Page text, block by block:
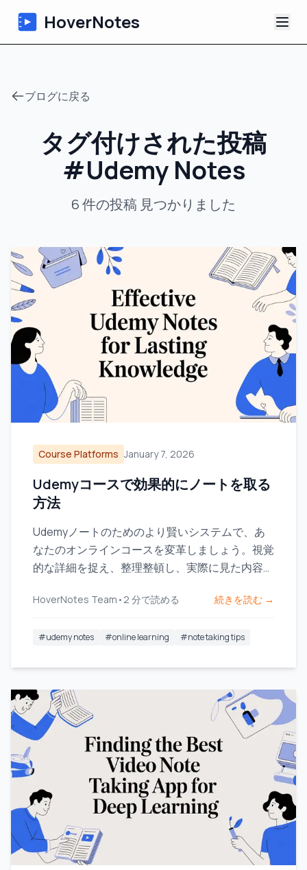
HoverNotes
AI動画ノート
チュートリアル
について
ブログに戻る
タグ付けされた投稿
#Udemy Notes
6件の投稿 見つかりました
Course Platforms January 7, 2026
Udemyコースで効果的にノートを取る
方法
Udemyノートのためのより賢いシステムで、あ
なたのオンラインコースを変革しましょう。視覚
的な詳細を捉え、整理整頓し、実際に見た内容を
HoverNotes Team • 2 分で読める 続きを読む →
#udemy notes #online learning #note taking tips